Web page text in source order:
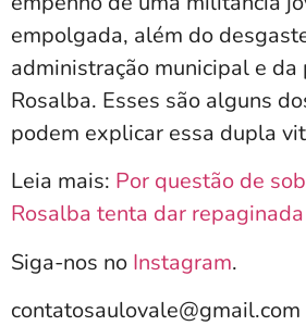
empolgada, além do
administração municipal e
Rosalba. Esses são alguns
podem explicar essa dupla
Leia mais: Por questão de
Rosalba tenta dar
Siga-nos no Instagram.
contatosaulovale@gmail.com